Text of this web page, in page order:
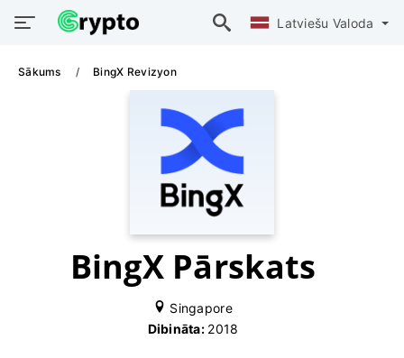
Latviešu Valoda
Sākums BingX Revizyon
BingX Pārskats
Singapore
Dibināta: 2018